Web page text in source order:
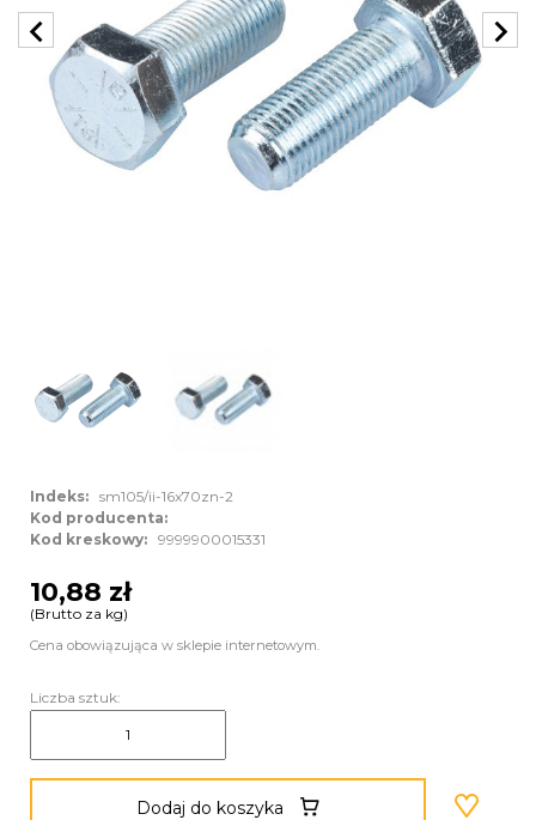
chevron_left chevron_right
Indeks: sm105/ii-16x70zn-2
Kod producenta:
Kod kreskowy: 9999900015331
10,88 zł
(Brutto za kg)
Cena obowiązująca w sklepie internetowym.
Liczba sztuk:
Dodaj do koszyka